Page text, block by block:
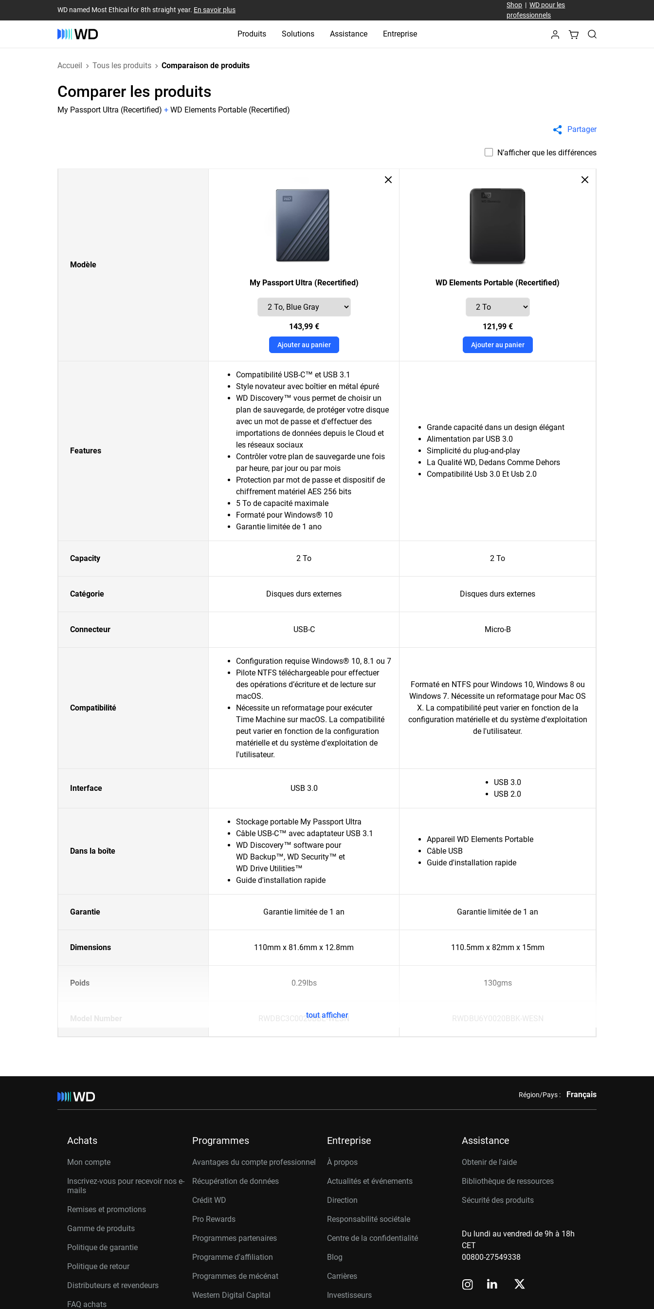
WD named Most Ethical for 8th straight year. En savoir plus
Shop |WD pour les
professionnels
Produits Solutions Assistance Entreprise
Accueil Tous les produits Comparaison de produits
Comparer les produits
My Passport Ultra (Recertified) + WD Elements Portable (Recertified)
Partager
N’afficher que les différences
Modèle
My Passport Ultra (Recertified)
143,99 €
Ajouter au panier
WD Elements Portable (Recertified)
121,99 €
Ajouter au panier
Features
Compatibilité USB-C™ et USB 3.1
Style novateur avec boîtier en métal épuré
WD Discovery™ vous permet de choisir un
plan de sauvegarde, de protéger votre disque
avec un mot de passe et d'effectuer des
importations de données depuis le Cloud et
les réseaux sociaux
Contrôler votre plan de sauvegarde une fois
par heure, par jour ou par mois
Protection par mot de passe et dispositif de
chiffrement matériel AES 256 bits
5 To de capacité maximale
Formaté pour Windows® 10
Garantie limitée de 1 ano
Grande capacité dans un design élégant
Alimentation par USB 3.0
Simplicité du plug-and-play
La Qualité WD, Dedans Comme Dehors
Compatibilité Usb 3.0 Et Usb 2.0
Capacity 2 To 2 To
Catégorie Disques durs externes Disques durs externes
Connecteur USB-C Micro-B
Compatibilité
Configuration requise Windows® 10, 8.1 ou 7
Pilote NTFS téléchargeable pour effectuer
des opérations d’écriture et de lecture sur
macOS.
Nécessite un reformatage pour exécuter
Time Machine sur macOS. La compatibilité
peut varier en fonction de la configuration
matérielle et du système d'exploitation de
l'utilisateur.
Formaté en NTFS pour Windows 10, Windows 8 ou
Windows 7. Nécessite un reformatage pour Mac OS
X. La compatibilité peut varier en fonction de la
configuration matérielle et du système d'exploitation
de l'utilisateur.
Interface USB 3.0
USB 3.0
USB 2.0
Dans la boîte
Stockage portable My Passport Ultra
Câble USB-C™ avec adaptateur USB 3.1
WD Discovery™ software pour
WD Backup™, WD Security™ et
WD Drive Utilities™
Guide d'installation rapide
Appareil WD Elements Portable
Câble USB
Guide d'installation rapide
Garantie Garantie limitée de 1 an Garantie limitée de 1 an
Dimensions 110mm x 81.6mm x 12.8mm 110.5mm x 82mm x 15mm
Poids 0.29lbs 130gms
Model Number RWDBC3C0020BBL-WESN RWDBU6Y0020BBK-WESN
tout afficher
Région/Pays : Français
Achats
Mon compte
Inscrivez-vous pour recevoir nos e-
mails
Remises et promotions
Gamme de produits
Politique de garantie
Politique de retour
Distributeurs et revendeurs
FAQ achats
Programmes
Avantages du compte professionnel
Récupération de données
Crédit WD
Pro Rewards
Programmes partenaires
Programme d'affiliation
Programmes de mécénat
Western Digital Capital
Entreprise
À propos
Actualités et événements
Direction
Responsabilité sociétale
Centre de la confidentialité
Blog
Carrières
Investisseurs
Assistance
Obtenir de l'aide
Bibliothèque de ressources
Sécurité des produits
Du lundi au vendredi de 9h à 18h
CET
00800-27549338